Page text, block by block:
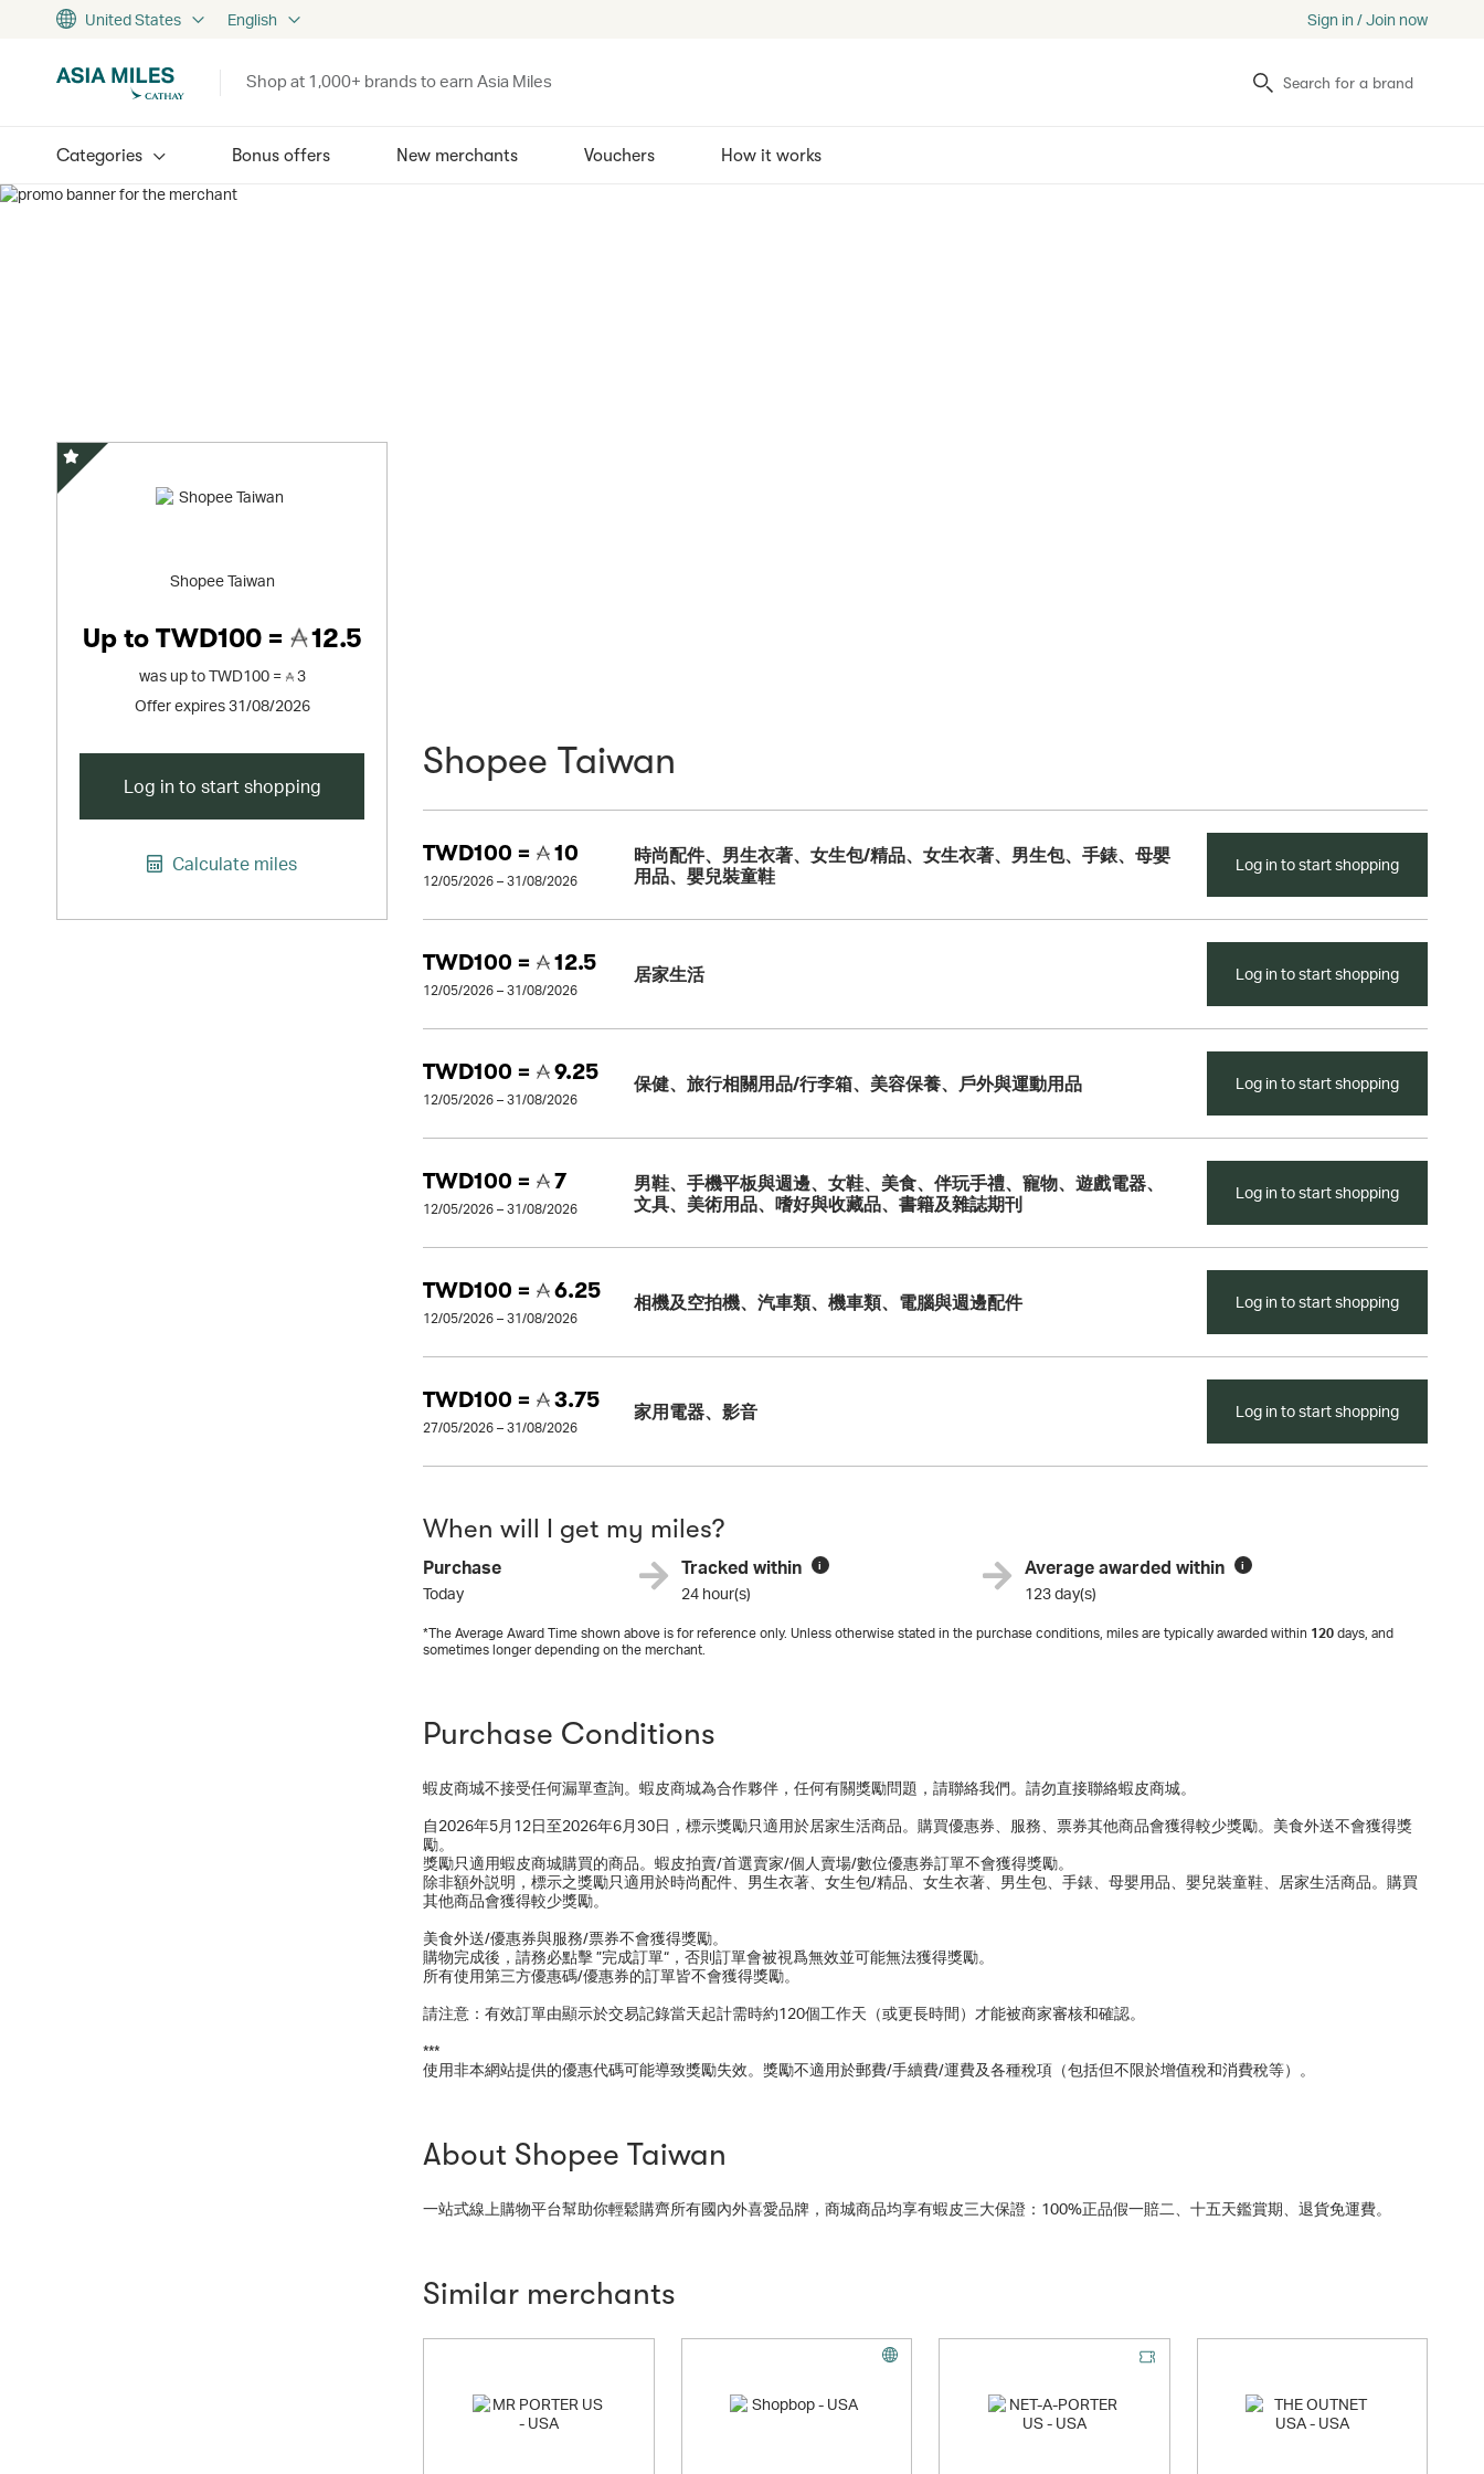
United States English Sign in / Join now
Shop at 1,000+ brands to earn Asia Miles Search
Categories Bonus offers New merchants Vouchers How it works
Shopee Taiwan
Up toTWD100 = 12.5
was up toTWD100 =
3
Offer expires 31/08/2026
Special Offer
Log in to start shopping
Calculate miles
Shopee Taiwan
TWD100 = 10
12/05/2026 – 31/08/2026
時尚配件、男生衣著、女生包/精品、女生衣著、男生包、手錶、母嬰
用品、嬰兒裝童鞋
Log in to start shopping
TWD100 = 12.5
12/05/2026 – 31/08/2026
居家生活 Log in to start shopping
TWD100 = 9.25
12/05/2026 – 31/08/2026
保健、旅行相關用品/行李箱、美容保養、戶外與運動用品 Log in to start shopping
TWD100 = 7
12/05/2026 – 31/08/2026
男鞋、手機平板與週邊、女鞋、美食、伴玩手禮、寵物、遊戲電器、
文具、美術用品、嗜好與收藏品、書籍及雜誌期刊
Log in to start shopping
TWD100 = 6.25
12/05/2026 – 31/08/2026
相機及空拍機、汽車類、機車類、電腦與週邊配件 Log in to start shopping
TWD100 = 3.75
27/05/2026 – 31/08/2026
家用電器、影音 Log in to start shopping
When will I get my miles?
Purchase
Today
Tracked within i
24 hour(s)
Average awarded within i
123 day(s)
*The Average Award Time shown above is for reference only. Unless otherwise stated in the purchase conditions, miles are typically awarded within 120 days, and
sometimes longer depending on the merchant.
Purchase Conditions
蝦皮商城不接受任何漏單查詢。蝦皮商城為合作夥伴，任何有關獎勵問題，請聯絡我們。請勿直接聯絡蝦皮商城。
自2026年5月12日至2026年6月30日，標示獎勵只適用於居家生活商品。購買優惠券、服務、票券其他商品會獲得較少獎勵。美食外送不會獲得獎
勵。
獎勵只適用蝦皮商城購買的商品。蝦皮拍賣/首選賣家/個人賣場/數位優惠券訂單不會獲得獎勵。
除非額外説明，標示之獎勵只適用於時尚配件、男生衣著、女生包/精品、女生衣著、男生包、手錶、母嬰用品、嬰兒裝童鞋、居家生活商品。購買
其他商品會獲得較少獎勵。
美食外送/優惠券與服務/票券不會獲得獎勵。
購物完成後，請務必點擊 ”完成訂單“，否則訂單會被視爲無效並可能無法獲得獎勵。
所有使用第三方優惠碼/優惠券的訂單皆不會獲得獎勵。
請注意：有效訂單由顯示於交易記錄當天起計需時約120個工作天（或更長時間）才能被商家審核和確認。
***
使用非本網站提供的優惠代碼可能導致獎勵失效。獎勵不適用於郵費/手續費/運費及各種稅項（包括但不限於增值稅和消費稅等）。
About Shopee Taiwan
一站式線上購物平台幫助你輕鬆購齊所有國內外喜愛品牌，商城商品均享有蝦皮三大保證：100%正品假一賠二、十五天鑑賞期、退貨免運費。
Similar merchants